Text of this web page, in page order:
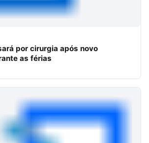
por cirurgia após novo
as férias